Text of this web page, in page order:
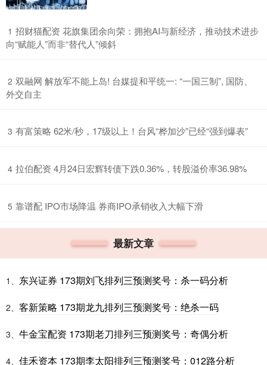
1 ​招财猫配资 花旗集团余向荣：拥抱AI与新经济，推动技术进步
向“赋能人”而非“替代人”倾斜
2 ​双融网 解放军不能上岛! 台媒提和平统一: “一国三制”, 国防、
外交自主
3 ​有富策略 62米/秒，17级以上！台风“桦加沙”已经“强到爆表”
4 ​拉伯配资 4月24日宏辉转债下跌0.36%，转股溢价率36.98%
5 ​靠谱配 IPO市场降温 券商IPO承销收入大幅下滑
最新文章
1、 东兴证券 173期刘飞排列三预测奖号：杀一码分析
2、 客新策略 173期龙九排列三预测奖号：绝杀一码
3、 牛金宝配资 173期老刀排列三预测奖号：奇偶分析
4、 佳禾资本 173期李太阳排列三预测奖号：012路分析